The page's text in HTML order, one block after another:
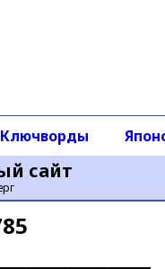
сайт
Ключворды